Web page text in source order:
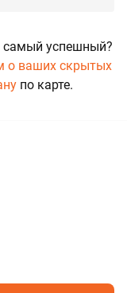
самый успешный?
о ваших скрытых
по карте.